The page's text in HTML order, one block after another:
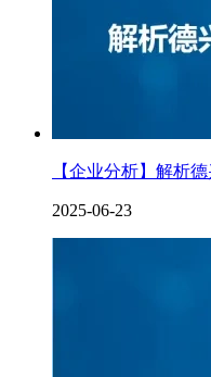
【企业分析】解析
2025-06-23